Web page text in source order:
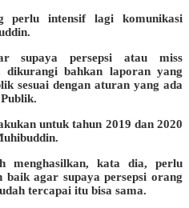
perlu intensif lagi komunikasi
supaya persepsi atau miss
dikurangi bahkan laporan yang
sesuai dengan aturan yang ada
untuk tahun 2019 dan 2020
menghasilkan, kata dia, perlu
baik agar supaya persepsi orang
tercapai itu bisa sama.